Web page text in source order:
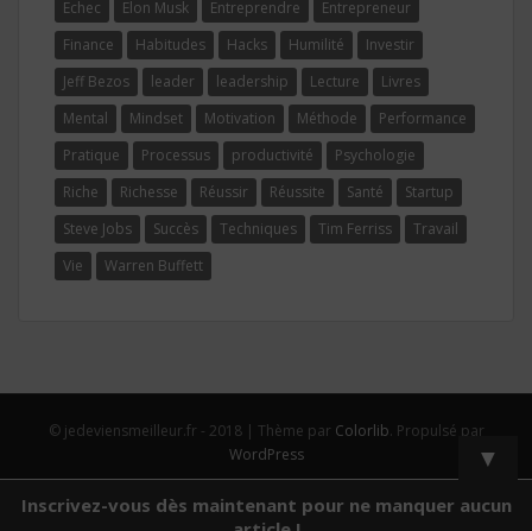
Echec
Elon Musk Entreprendre
Entrepreneur
Finance
Habitudes Hacks Humilité
Investir
Jeff Bezos
leader leadership Lecture
Livres
Mental
Mindset Motivation Méthode
Performance
Pratique
Processus productivité
Psychologie
Riche
Richesse Réussir Réussite Santé
Startup
Steve Jobs
Succès Techniques Tim Ferriss
Travail
Vie
Warren Buffett
© jedeviensmeilleur.fr - 2018 | Thème par Colorlib. Propulsé par
WordPress
▼
Inscrivez-vous dès maintenant pour ne manquer aucun